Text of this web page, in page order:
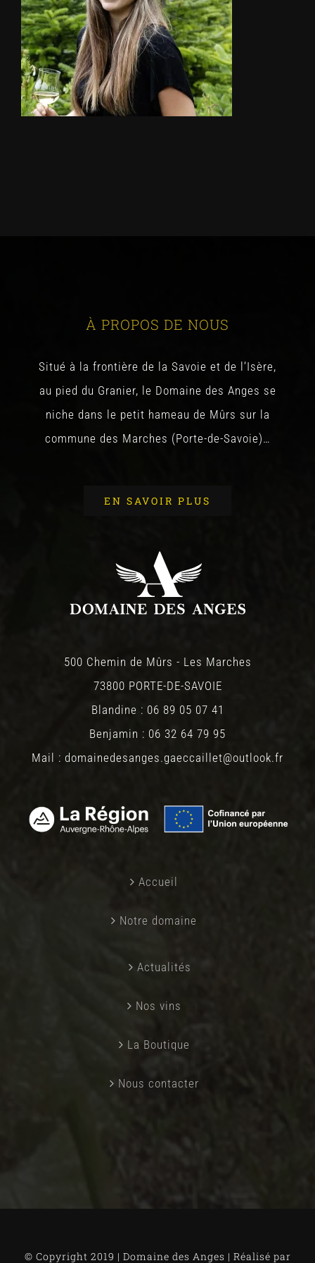
À PROPOS DE NOUS
Situé à la frontière de la Savoie et de l’Isère,
au pied du Granier, le Domaine des Anges se
niche dans le petit hameau de Mûrs sur la
commune des Marches (Porte-de-Savoie)…
EN SAVOIR PLUS
500 Chemin de Mûrs - Les Marches
73800 PORTE-DE-SAVOIE
Blandine : 06 89 05 07 41
Benjamin : 06 32 64 79 95
Mail : domainedesanges.gaeccaillet@outlook.fr
Accueil
Notre domaine
Actualités
Nos vins
La Boutique
Nous contacter
© Copyright 2019 | Domaine des Anges | Réalisé par